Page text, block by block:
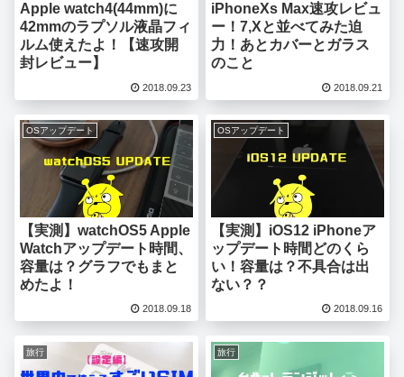
Apple watch4(44mm)に
42mmのラプソル液晶フィ
ルム使えたよ！【速攻開
封レビュー】
2018.09.23
iPhoneXs Max速攻レビュ
ー！7,Xと並べてみた迫
力！あとカバーとガラス
のこと
2018.09.21
OSアップデート
【実測】watchOS5 Apple
Watchアップデート時間、
容量は？グラフでもまと
めたよ！
2018.09.18
OSアップデート
【実測】iOS12 iPhoneア
ップデート時間どのくら
い！容量は？不具合は出
ない？？
2018.09.16
旅行 旅行